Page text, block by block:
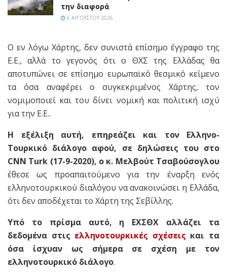
την διαφορά
6 ΑΥΓΟΎΣΤΟΥ 2026
Ο εν λόγω Χάρτης, δεν συνιστά επίσημο έγγραφο της
Ε.Ε., αλλά το γεγονός ότι ο ΘΧΣ της Ελλάδας θα
αποτυπώνει σε επίσημο ευρωπαϊκό θεσμικό κείμενο
τα όσα αναφέρει ο συγκεκριμένος Χάρτης, τον
νομιμοποιεί και του δίνει νομική και πολιτική ισχύ
για την Ε.Ε..
Η εξέλιξη αυτή, επηρεάζει και τον Ελληνο-
Τουρκικό διάλογο αφού, σε δηλώσεις του στο
CNN Turk (17-9-2020), ο κ. Μελβούτ Τσαβούσογλου
έθεσε ως προαπαιτούμενο για την έναρξη ενός
ελληνοτουρκικού διαλόγου να ανακοινώσει η Ελλάδα,
ότι δεν αποδέχεται το Χάρτη της Σεβίλλης.
Υπό το πρίσμα αυτό, η ΕΧΣΘΧ αλλάζει τα
δεδομένα στις ελληνοτουρκικές σχέσεις και τα
όσα ίσχυαν ως σήμερα σε σχέση με τον
ελληνοτουρκικό διάλογο.